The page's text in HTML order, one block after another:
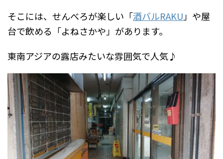
そこには、せんべろが楽しい「酒バルRAKU 」や屋
台で飲める「よねさかや」があります。
東南アジアの露店みたいな雰囲気で人気♪